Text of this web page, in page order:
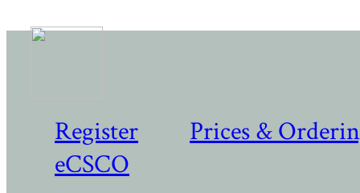
Register
Prices &
eCSCO